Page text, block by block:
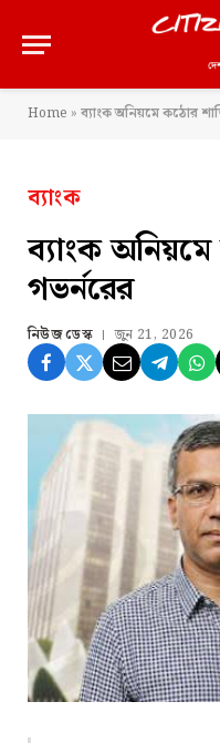
Home » ব্যাংক অনিয়মে কঠোর
ব্যাংক
ব্যাংক অনিয়মে
গভর্নরের
নিউজ ডেস্ক জুন 21, 2026